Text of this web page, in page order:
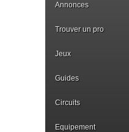
Annonces
Trouver un pro
Jeux
Guides
Circuits
Equipement